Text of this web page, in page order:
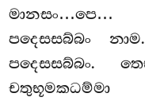
මානසං…පෙ…
පදෙසසබ්බං
පදෙසසබ්බං.
චතුභූමකධම්මා